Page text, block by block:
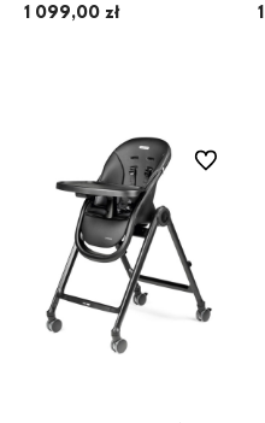
1 099,00 zł
Do